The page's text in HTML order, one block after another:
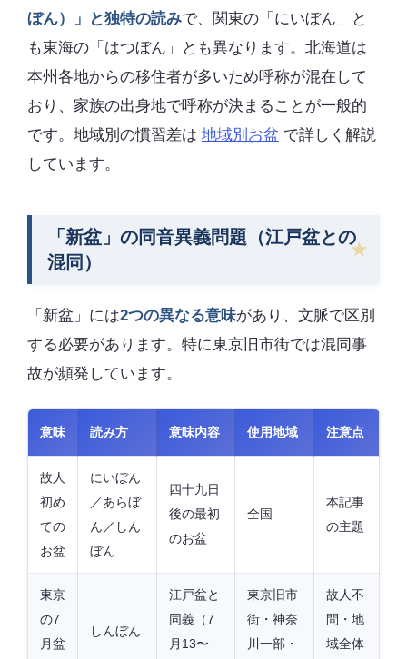
ぼん）」と独特の読みで、関東の「にいぼん」と
も東海の「はつぼん」とも異なります。北海道は
本州各地からの移住者が多いため呼称が混在して
おり、家族の出身地で呼称が決まることが一般的
です。地域別の慣習差は 地域別お盆 で詳しく解説
しています。
「新盆」の同音異義問題（江戸盆との
混同）
「新盆」には2つの異なる意味があり、文脈で区別
する必要があります。特に東京旧市街では混同事
故が頻発しています。
意味 読み方 意味内容 使用地域 注意点
故人
初め
ての
お盆
にいぼん
／あらぼ
ん／しん
ぼん
四十九日
後の最初
のお盆
全国
本記事
の主題
東京
の7
月盆
しんぼん
江戸盆と
同義（7
月13〜
東京旧市
街・神奈
川一部・
故人不
問・地
域全体